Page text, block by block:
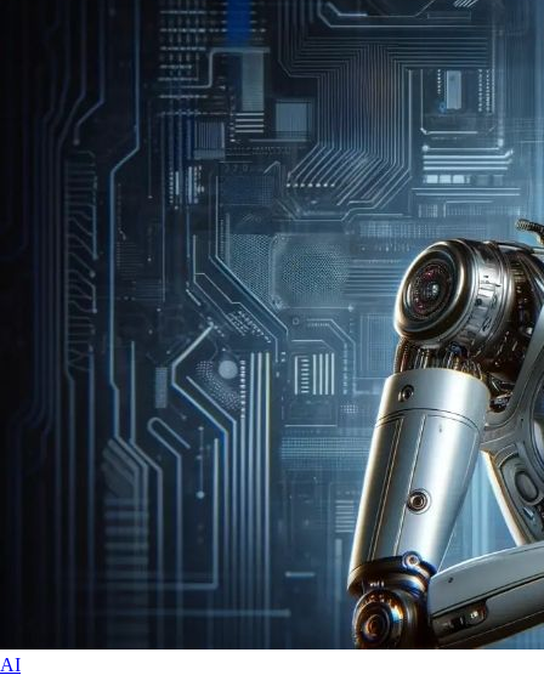
AI